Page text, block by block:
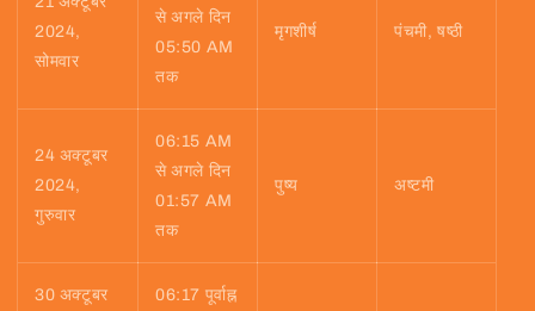
2024,
सोमवार
से अगले दिन
05:50 AM
तक
मृगशीर्ष पंचमी, षष्ठी
24 अक्टूबर
2024,
गुरुवार
06:15 AM
से अगले दिन
01:57 AM
तक
पुष्य अष्टमी
30 अक्टूबर
06:17 पूर्वाह्न